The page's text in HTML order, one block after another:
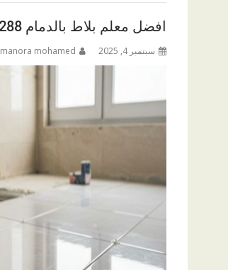
افضل معلم بلاط بالدمام 0502893288
سبتمبر 4, 2025 manora mohamed